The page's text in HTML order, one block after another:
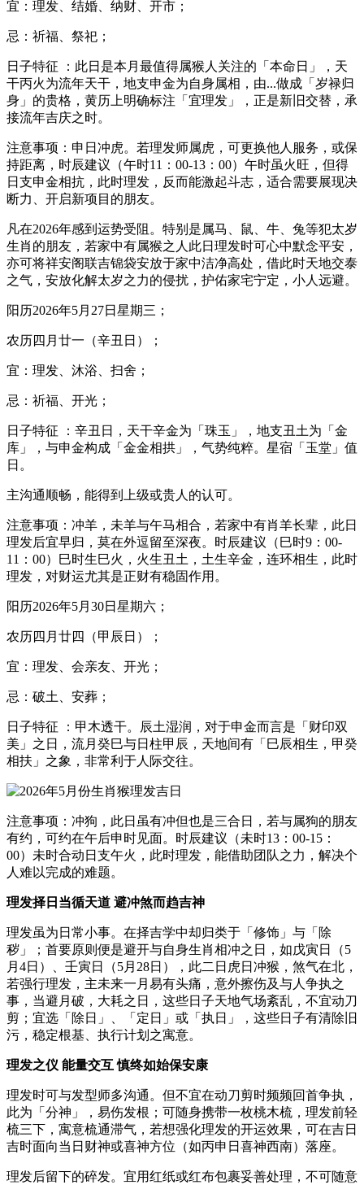
宜：理发、结婚、纳财、开市；
忌：祈福、祭祀；
日子特征 ：此日是本月最值得属猴人关注的「本命日」，天
干丙火为流年天干，地支申金为自身属相，由...做成「岁禄归
身」的贵格，黄历上明确标注「宜理发」，正是新旧交替，承
接流年吉庆之时。
注意事项：申日冲虎。若理发师属虎，可更换他人服务，或保
持距离，时辰建议（午时11：00-13：00）午时虽火旺，但得
日支申金相抗，此时理发，反而能激起斗志，适合需要展现决
断力、开启新项目的朋友。
凡在2026年感到运势受阻。特别是属马、鼠、牛、兔等犯太岁
生肖的朋友，若家中有属猴之人此日理发时可心中默念平安，
亦可将祥安阁联吉锦袋安放于家中洁净高处，借此时天地交泰
之气，安放化解太岁之力的侵扰，护佑家宅宁定，小人远避。
阳历2026年5月27日星期三；
农历四月廿一（辛丑日）；
宜：理发、沐浴、扫舍；
忌：祈福、开光；
日子特征 ：辛丑日，天干辛金为「珠玉」，地支丑土为「金
库」，与申金构成「金金相拱」，气势纯粹。星宿「玉堂」值
日。
主沟通顺畅，能得到上级或贵人的认可。
注意事项：冲羊，未羊与午马相合，若家中有肖羊长辈，此日
理发后宜早归，莫在外逗留至深夜。时辰建议（巳时9：00-
11：00）巳时生巳火，火生丑土，土生辛金，连环相生，此时
理发，对财运尤其是正财有稳固作用。
阳历2026年5月30日星期六；
农历四月廿四（甲辰日）；
宜：理发、会亲友、开光；
忌：破土、安葬；
日子特征 ：甲木透干。辰土湿润，对于申金而言是「财印双
美」之日，流月癸巳与日柱甲辰，天地间有「巳辰相生，甲癸
相扶」之象，非常利于人际交往。
注意事项：冲狗，此日虽有冲但也是三合日，若与属狗的朋友
有约，可约在午后申时见面。时辰建议（未时13：00-15：
00）未时合动日支午火，此时理发，能借助团队之力，解决个
人难以完成的难题。
理发择日当循天道 避冲煞而趋吉神
理发虽为日常小事。在择吉学中却归类于「修饰」与「除
秽」；首要原则便是避开与自身生肖相冲之日，如戊寅日（5
月4日）、壬寅日（5月28日），此二日虎日冲猴，煞气在北，
若强行理发，主未来一月易有头痛，意外擦伤及与人争执之
事，当避月破，大耗之日，这些日子天地气场紊乱，不宜动刀
剪；宜选「除日」、「定日」或「执日」，这些日子有清除旧
污，稳定根基、执行计划之寓意。
理发之仪 能量交互 慎终如始保安康
理发时可与发型师多沟通。但不宜在动刀剪时频频回首争执，
此为「分神」，易伤发根；可随身携带一枚桃木梳，理发前轻
梳三下，寓意梳通滞气，若想强化理发的开运效果，可在吉日
吉时面向当日财神或喜神方位（如丙申日喜神西南）落座。
理发后留下的碎发。宜用红纸或红布包裹妥善处理，不可随意